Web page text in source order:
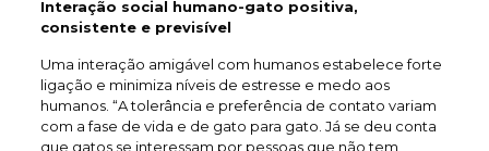
Interação social humano-gato positiva,
consistente e previsível
Uma interação amigável com humanos estabelece forte
ligação e minimiza níveis de estresse e medo aos
humanos. “A tolerância e preferência de contato variam
com a fase de vida e de gato para gato. Já se deu conta
que gatos se interessam por pessoas que não tem